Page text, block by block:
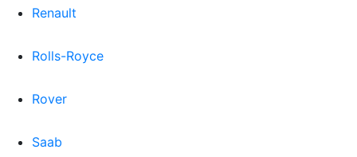
Renault
Rolls-Royce
Rover
Saab